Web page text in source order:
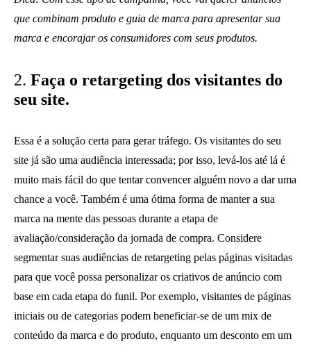
que combinam produto e guia de marca para apresentar sua
marca e encorajar os consumidores com seus produtos.
2. Faça o retargeting dos visitantes do
seu site.
Essa é a solução certa para gerar tráfego. Os visitantes do seu
site já são uma audiência interessada; por isso, levá-los até lá é
muito mais fácil do que tentar convencer alguém novo a dar uma
chance a você. Também é uma ótima forma de manter a sua
marca na mente das pessoas durante a etapa de
avaliação/consideração da jornada de compra. Considere
segmentar suas audiências de retargeting pelas páginas visitadas
para que você possa personalizar os criativos de anúncio com
base em cada etapa do funil. Por exemplo, visitantes de páginas
iniciais ou de categorias podem beneficiar-se de um mix de
conteúdo da marca e do produto, enquanto um desconto em um